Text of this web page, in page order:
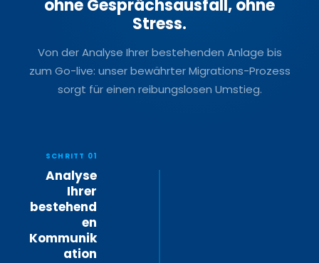
ohne Gesprächsausfall, ohne
Stress.
Von der Analyse Ihrer bestehenden Anlage bis
zum Go-live: unser bewährter Migrations-Prozess
sorgt für einen reibungslosen Umstieg.
SCHRITT 01
Analyse
Ihrer
bestehend
en
Kommunik
ation